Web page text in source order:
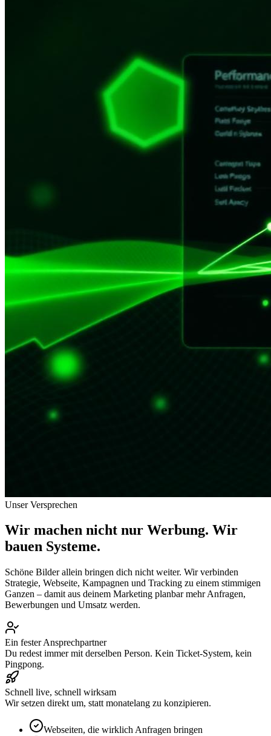
Unser Versprechen
Wir machen nicht nur Werbung. Wir
bauen Systeme.
Schöne Bilder allein bringen dich nicht weiter. Wir verbinden
Strategie, Webseite, Kampagnen und Tracking zu einem stimmigen
Ganzen – damit aus deinem Marketing planbar mehr Anfragen,
Bewerbungen und Umsatz werden.
Ein fester Ansprechpartner
Du redest immer mit derselben Person. Kein Ticket-System, kein
Pingpong.
Schnell live, schnell wirksam
Wir setzen direkt um, statt monatelang zu konzipieren.
Webseiten, die wirklich Anfragen bringen